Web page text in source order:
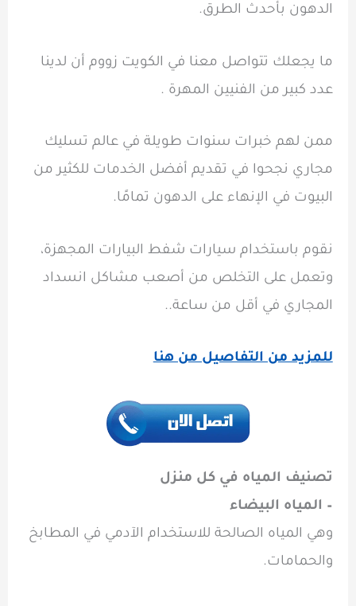
الدهون بأحدث الطرق.
ما يجعلك تتواصل معنا في الكويت زووم أن لدينا
عدد كبير من الفنيين المهرة .
ممن لهم خبرات سنوات طويلة في عالم تسليك
مجاري نجحوا في تقديم أفضل الخدمات للكثير من
البيوت في الإنهاء على الدهون تمامًا.
نقوم باستخدام سيارات شفط البيارات المجهزة،
وتعمل على التخلص من أصعب مشاكل انسداد
المجاري في أقل من ساعة..
للمزيد من التفاصيل من هنا
تصنيف المياه في كل منزل
– المياه البيضاء
وهي المياه الصالحة للاستخدام الآدمي في المطابخ
والحمامات.